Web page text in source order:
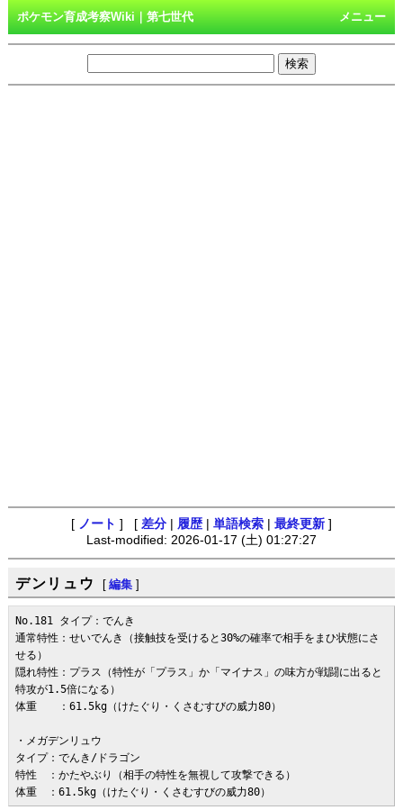
メニュー
ポケモン育成考察Wiki｜第七世代
[ ノート ] [ 差分 履歴 単語検索 最終更新 ]
Last-modified: 2026-01-17 (土) 01:27:27
デンリュウ [ 編集 ]
No.181 タイプ：でんき
通常特性：せいでんき（接触技を受けると30%の確率で相手をまひ状態にさ
せる）
隠れ特性：プラス（特性が「プラス」か「マイナス」の味方が戦闘に出ると
特攻が1.5倍になる）
体重　　：61.5kg（けたぐり・くさむすびの威力80）
・メガデンリュウ
タイプ：でんき/ドラゴン
特性　：かたやぶり（相手の特性を無視して攻撃できる）
体重　：61.5kg（けたぐり・くさむすびの威力80）